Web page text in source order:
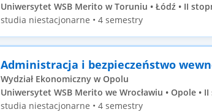
Uniwersytet WSB Merito w Toruniu • Łódź • II
studia niestacjonarne • 4 semestry
Administracja i bezpieczeństwo
Wydział Ekonomiczny w Opolu
Uniwersytet WSB Merito we Wrocławiu • Opole •
studia niestacjonarne • 4 semestry